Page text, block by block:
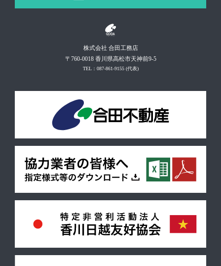
株式会社 合田工務店
〒760-0018 香川県高松市天神前9-5
TEL：087-861-9155(代表)